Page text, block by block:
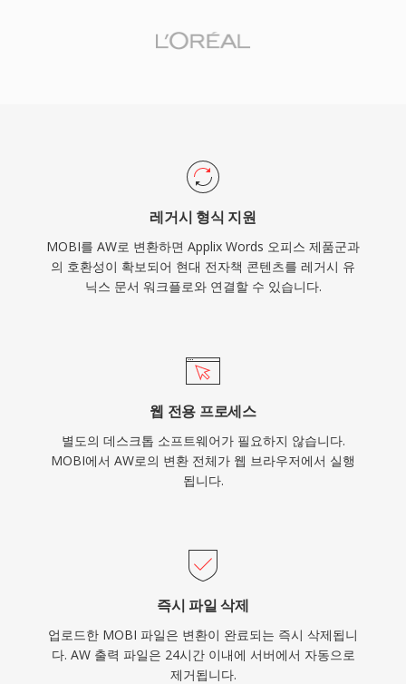
레거시 형식 지원
MOBI를 AW로 변환하면 Applix Words 오피스 제품군과
의 호환성이 확보되어 현대 전자책 콘텐츠를 레거시 유
닉스 문서 워크플로와 연결할 수 있습니다.
웹 전용 프로세스
별도의 데스크톱 소프트웨어가 필요하지 않습니다.
MOBI에서 AW로의 변환 전체가 웹 브라우저에서 실행
됩니다.
즉시 파일 삭제
업로드한 MOBI 파일은 변환이 완료되는 즉시 삭제됩니
다. AW 출력 파일은 24시간 이내에 서버에서 자동으로
제거됩니다.